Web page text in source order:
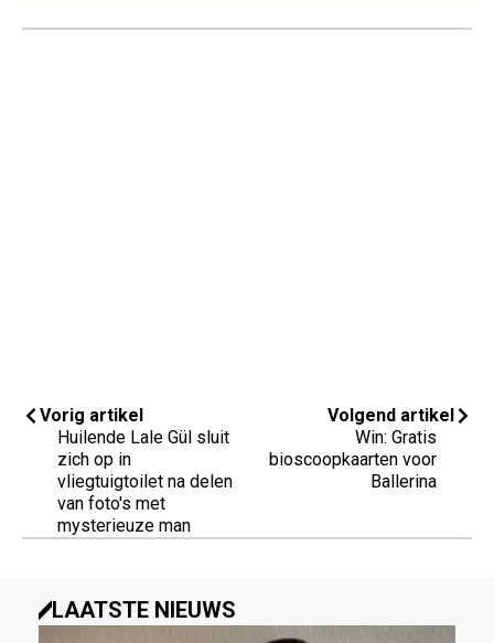
Vorig artikel
Huilende Lale Gül sluit
zich op in
vliegtuigtoilet na delen
van foto's met
mysterieuze man
Volgend artikel
Win: Gratis
bioscoopkaarten voor
Ballerina
LAATSTE NIEUWS